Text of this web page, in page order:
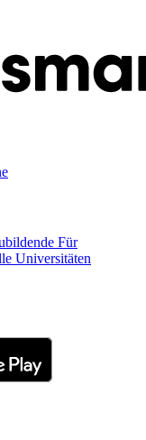
Für
Universitäten